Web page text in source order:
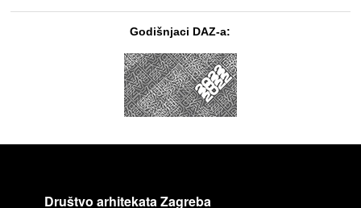
Godišnjaci DAZ-a:
Društvo arhitekata Zagreba